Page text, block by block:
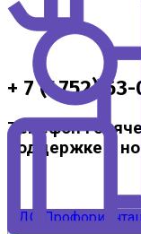
+ 7 (4752) 63-
Телефон
поддержке к
ЦДО